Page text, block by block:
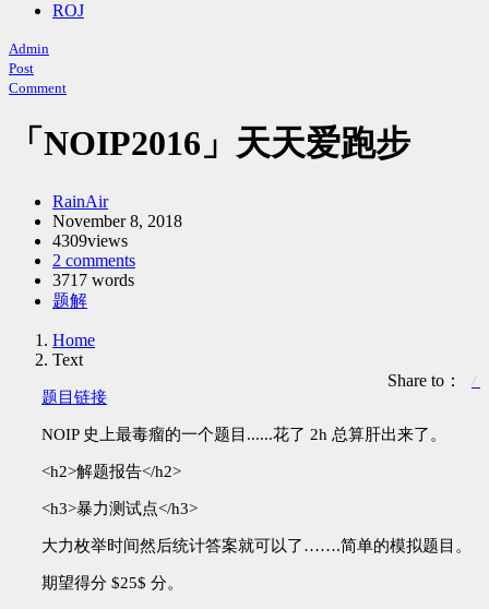
ROJ
Admin
Post
Comment
「NOIP2016」天天爱跑步
Author：
RainAir
发
布
时
间：
November 8, 2018
4309views
2 comments
3717 words
Categories：
题解
Home
Text
Share to：
题目链接
NOIP 史上最毒瘤的一个题目......花了 2h 总算肝出来了。
<h2>解题报告</h2>
<h3>暴力测试点</h3>
大力枚举时间然后统计答案就可以了…….简单的模拟题目。
期望得分 $25$ 分。